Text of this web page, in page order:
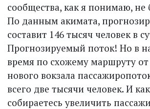
сообщества, как я понимаю,
По данным акимата,
составит 146 тысяч человек в
Прогнозируемый поток! Но в
время по схожему маршруту
нового вок­зала
всего две тысячи человек. И
собираетесь увеличить